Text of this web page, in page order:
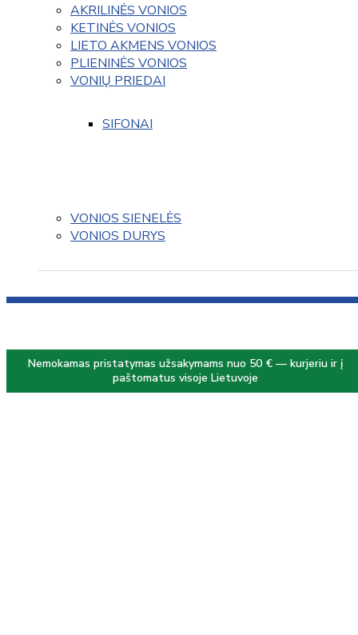
AKRILINĖS VONIOS
KETINĖS VONIOS
LIETO AKMENS VONIOS
PLIENINĖS VONIOS
VONIŲ PRIEDAI
SIFONAI
VONIOS SIENELĖS
VONIOS DURYS
Nemokamas pristatymas užsakymams nuo 50 € — kurjeriu ir į
paštomatus visoje Lietuvoje